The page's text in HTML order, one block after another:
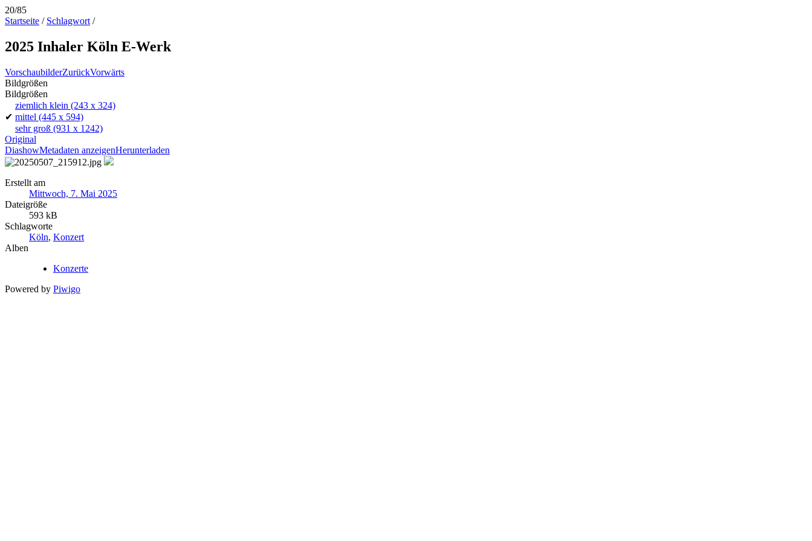
20/85
Startseite / Schlagwort /
2025 Inhaler Köln E-Werk
VorschaubilderZurückVorwärts
Bildgrößen
Bildgrößen
ziemlich klein (243 x 324)
✔ mittel (445 x 594)
sehr groß (931 x 1242)
Original
DiashowMetadaten anzeigenHerunterladen
Erstellt am
Mittwoch, 7. Mai 2025
Dateigröße
593 kB
Schlagworte
Köln, Konzert
Alben
Konzerte
Powered by Piwigo